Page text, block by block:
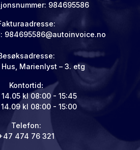
984695586
984695586@autoinvoice.no
Marienlyst – 3. etg
Kontortid:
kl 08:00 - 15:45
kl 08:00 - 15:00
Telefon:
474 76 321